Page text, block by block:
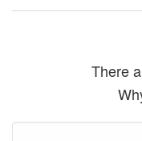
There